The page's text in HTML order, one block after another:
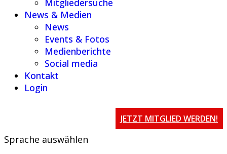
News & Medien
News
Events & Fotos
Medienberichte
Social media
Kontakt
Login
JETZT MITGLIED WERDEN!
Sprache auswählen